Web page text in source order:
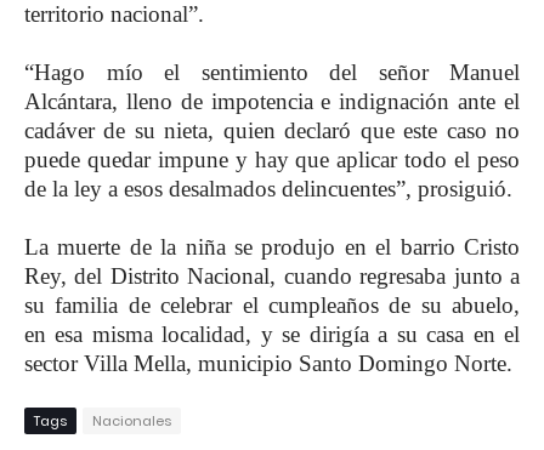
territorio nacional”.
“Hago mío el sentimiento del señor Manuel
Alcántara, lleno de impotencia e indignación ante el
cadáver de su nieta, quien declaró que este caso no
puede quedar impune y hay que aplicar todo el peso
de la ley a esos desalmados delincuentes”, prosiguió.
La muerte de la niña se produjo en el barrio Cristo
Rey, del Distrito Nacional, cuando regresaba junto a
su familia de celebrar el cumpleaños de su abuelo,
en esa misma localidad, y se dirigía a su casa en el
sector Villa Mella, municipio Santo Domingo Norte.
Tags Nacionales